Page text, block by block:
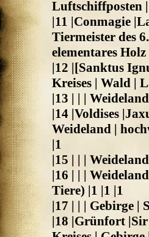
Luftschiffposten
|11 |Conmagie
Tiermeister des
elementares Holz
|12 |[Sanktus
Kreises | Wald |
|13 | | |
|14 |Voldises
Weideland |
|1
|15 | | |
|16 | | |
Tiere) |1 |1 |1
|17 | | | Gebirge |
|18 |Grünfort